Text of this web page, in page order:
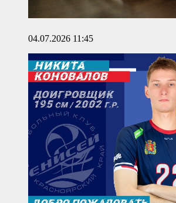
04.07.2026 11:45